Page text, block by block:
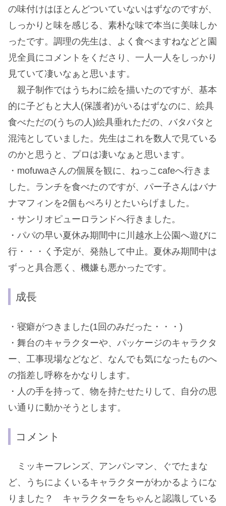
の味付けはほとんどついていないはずなのですが、
しっかりと味を感じる、素朴な味で本当に美味しか
ったです。調理の先生は、よく食べますねなどと園
児全員にコメントをくださり、一人一人をしっかり
見ていて凄いなぁと思います。
親子制作ではうちわに絵を描いたのですが、基本
的に子どもと大人(保護者)がいるはずなのに、絵具
食べただの(うちの人)絵具垂れただの、バタバタと
混沌としていました。先生はこれを数人で見ている
のかと思うと、プロは凄いなぁと思います。
・mofuwaさんの個展を観に、ねっこcafeへ行きま
した。ランチを食べたのですが、パー子さんはバナ
ナマフィンを2個もぺろりとたいらげました。
・サンリオピューロランドへ行きました。
・パパの早い夏休み期間中に川越水上公園へ遊びに
行・・・く予定が、発熱して中止。夏休み期間中は
ずっと具合悪く、機嫌も悪かったです。
成長
・寝癖がつきました(1回のみだった・・・)
・舞台のキャラクターや、パッケージのキャラクタ
ー、工事現場などなど、なんでも気になったものへ
の指差し呼称をかなりします。
・人の手を持って、物を持たせたりして、自分の思
い通りに動かそうとします。
コメント
ミッキーフレンズ、アンパンマン、ぐでたまな
ど、うちによくいるキャラクターがわかるようにな
りました？ キャラクターをちゃんと認識している